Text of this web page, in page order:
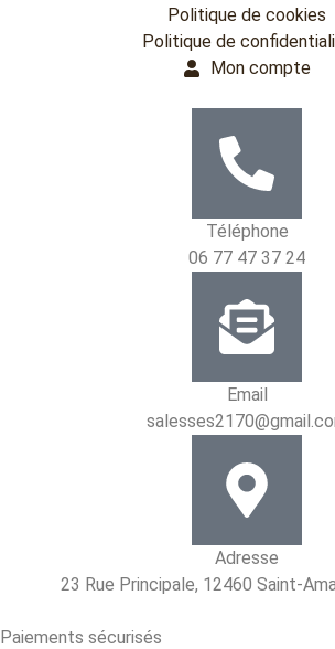
Politique de cookies
Politique de
Mon compte
Téléphone
06 77 47 37 24
Email
Adresse
23 Rue Principale, 12460 Saint-
Paiements sécurisés